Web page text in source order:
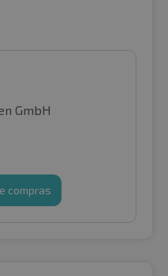
GmbH
compras